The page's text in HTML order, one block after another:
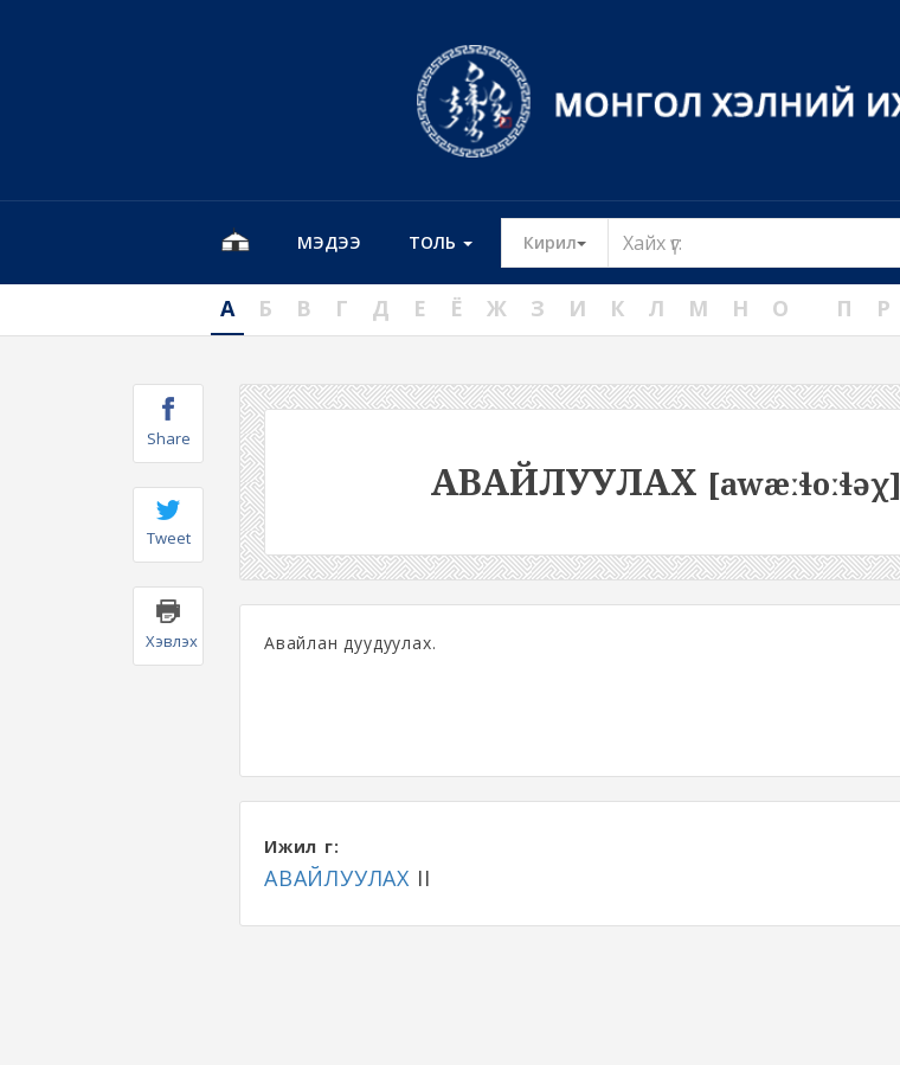
МЭДЭЭ ТОЛЬ Кирил Toggle Dropdown
А Б В Г Д Е Ё Ж З И К Л М Н О П Р
Share
Tweet
Хэвлэх
АВАЙЛУУЛАХ [awæːɬoːɬəχ]
Авайлан дуудуулах.
Ижил үг:
АВАЙЛУУЛАХ II